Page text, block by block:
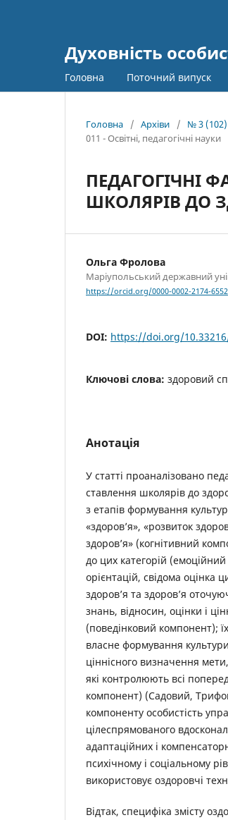
Духовність
Головна Поточний випуск
Головна / Архіви / № 3 (102)
011 - Освітні, педагогічні науки
ПЕДАГОГІЧНІ
ШКОЛЯРІВ ДО
Ольга Фролова
Маріупольський державний
https://orcid.org/0000-0002-2174-6552
DOI: https://doi.org/
Ключові слова: здоровий
Анотація
У статті проаналізовано
ставлення школярів до
з етапів формування
«здоров’я», «розвиток
здоров’я» (когнітивний
до цих категорій
орієнтацій, свідома оцінка
здоров’я та здоров’я
знань, відносин, оцінки і
(поведінковий компонент);
власне формування
ціннісного визначення
які контролюють всі
компонент) (Садовий,
компоненту особистість
цілеспрямованого
адаптаційних і
психічному і соціальному
використовує оздоровчі
Відтак, специфіка змісту